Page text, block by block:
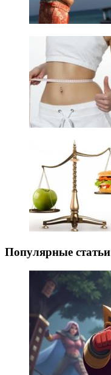
Популярные статьи